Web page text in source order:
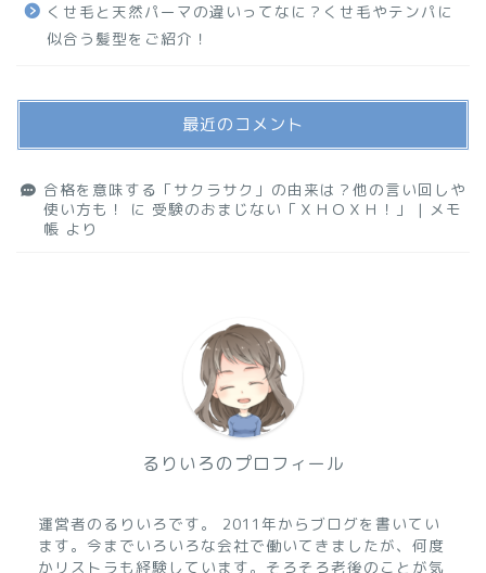
くせ毛と天然パーマの違いってなに？くせ毛やテンパに
似合う髪型をご紹介！
最近のコメント
合格を意味する「サクラサク」の由来は？他の言い回しや
使い方も！
に 受験のおまじない「ＸＨＯＸＨ！」 | メモ
帳 より
るりいろのプロフィール
運営者のるりいろです。 2011年からブログを書いてい
ます。今までいろいろな会社で働いてきましたが、何度
かリストラも経験しています。そろそろ老後のことが気